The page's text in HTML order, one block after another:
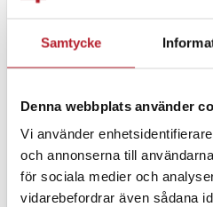
Samtycke
Denna webbplats använder
Vi använder
och annonserna till
för sociala medier och
vidarebefordrar även sådana
Nedis Plug-in
batteriladdare för AA- och